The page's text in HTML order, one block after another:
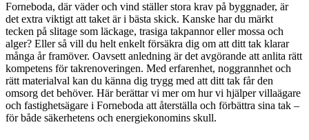
Forneboda, där väder och vind ställer stora krav på byggnader, är
det extra viktigt att taket är i bästa skick. Kanske har du märkt
tecken på slitage som läckage, trasiga takpannor eller mossa och
alger? Eller så vill du helt enkelt försäkra dig om att ditt tak klarar
många år framöver. Oavsett anledning är det avgörande att anlita rätt
kompetens för takrenoveringen. Med erfarenhet, noggrannhet och
rätt materialval kan du känna dig trygg med att ditt tak får den
omsorg det behöver. Här berättar vi mer om hur vi hjälper villaägare
och fastighetsägare i Forneboda att återställa och förbättra sina tak –
för både säkerhetens och energiekonomins skull.